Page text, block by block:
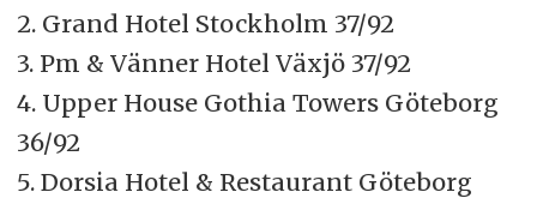
2. Grand Hotel Stockholm 37/92
3. Pm & Vänner Hotel Växjö 37/92
4. Upper House Gothia Towers Göteborg
36/92
5. Dorsia Hotel & Restaurant Göteborg